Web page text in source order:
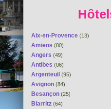
Aix-en-Provence (13)
Amiens (80)
Angers (49)
Antibes (06)
Argenteuil (95)
Avignon (84)
Besançon (25)
Biarritz (64)